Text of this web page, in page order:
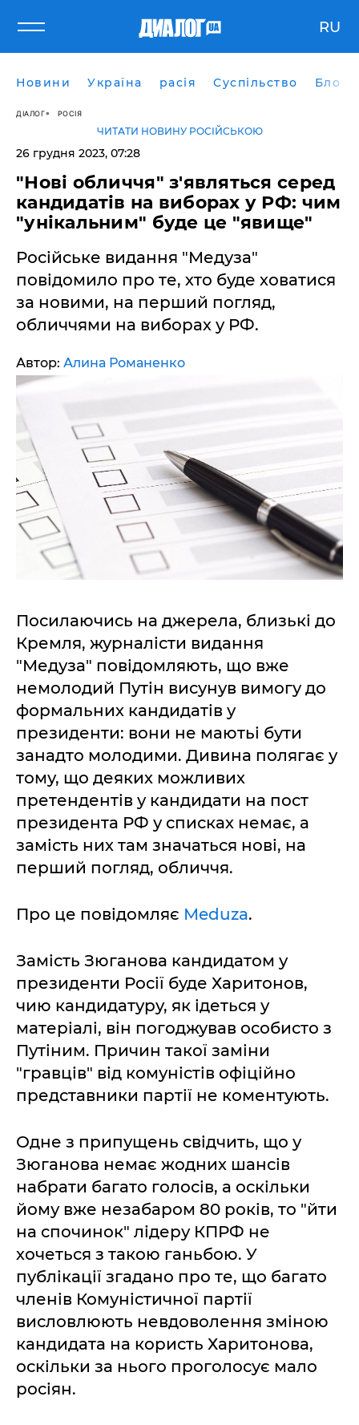
RU
Новини Україна расія Суспільство Блоги
ДІАЛОГ РОСІЯ
ЧИТАТИ НОВИНУ РОСІЙСЬКОЮ
26 грудня 2023, 07:28
"Нові обличчя" з'являться серед
кандидатів на виборах у РФ: чим
"унікальним" буде це "явище"
Російське видання "Медуза"
повідомило про те, хто буде ховатися
за новими, на перший погляд,
обличчями на виборах у РФ.
Автор: Алина Романенко
Посилаючись на джерела, близькі до
Кремля, журналісти видання
"Медуза" повідомляють, що вже
немолодий Путін висунув вимогу до
формальних кандидатів у
президенти: вони не маютьі бути
занадто молодими. Дивина полягає у
тому, що деяких можливих
претендентів у кандидати на пост
президента РФ у списках немає, а
замість них там значаться нові, на
перший погляд, обличчя.
Про це повідомляє Мeduza.
Замість Зюганова кандидатом у
президенти Росії буде Харитонов,
чию кандидатуру, як ідеться у
матеріалі, він погоджував особисто з
Путіним. Причин такої заміни
"гравців" від комуністів офіційно
представники партії не коментують.
Одне з припущень свідчить, що у
Зюганова немає жодних шансів
набрати багато голосів, а оскільки
йому вже незабаром 80 років, то "йти
на спочинок" лідеру КПРФ не
хочеться з такою ганьбою. У
публікації згадано про те, що багато
членів Комуністичної партії
висловлюють невдоволення зміною
кандидата на користь Харитонова,
оскільки за нього проголосує мало
росіян.